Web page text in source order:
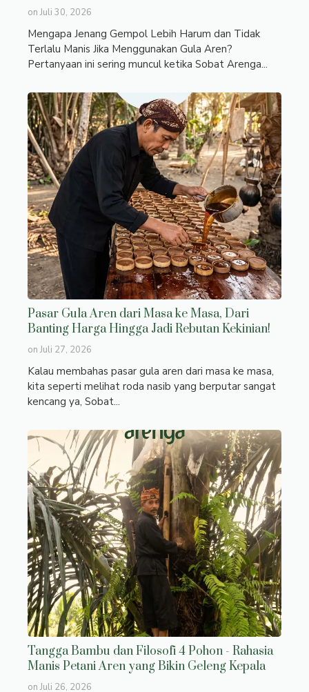
on Juli 30, 2026
Mengapa Jenang Gempol Lebih Harum dan Tidak
Terlalu Manis Jika Menggunakan Gula Aren?
Pertanyaan ini sering muncul ketika Sobat Arenga...
Pasar Gula Aren dari Masa ke Masa, Dari
Banting Harga Hingga Jadi Rebutan Kekinian!
on Juli 27, 2026
Kalau membahas pasar gula aren dari masa ke masa,
kita seperti melihat roda nasib yang berputar sangat
kencang ya, Sobat...
Tangga Bambu dan Filosofi 4 Pohon - Rahasia
Manis Petani Aren yang Bikin Geleng Kepala
on Juli 26, 2026